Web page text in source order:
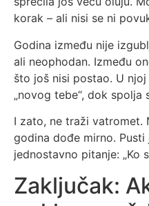
korak – ali nisi se ni
Godina između nije
ali neophodan. Između
što još nisi postao. U
„novog tebe“, dok spolja
I zato, ne traži vatromet.
godina dođe mirno.
jednostavno pitanje: „Ko
Zaključak: